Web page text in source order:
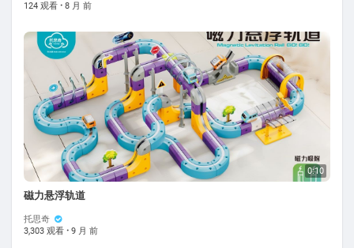
124 观看 · 8 月 前
0:10
磁力悬浮轨道
托思奇
3,303 观看 · 9 月 前